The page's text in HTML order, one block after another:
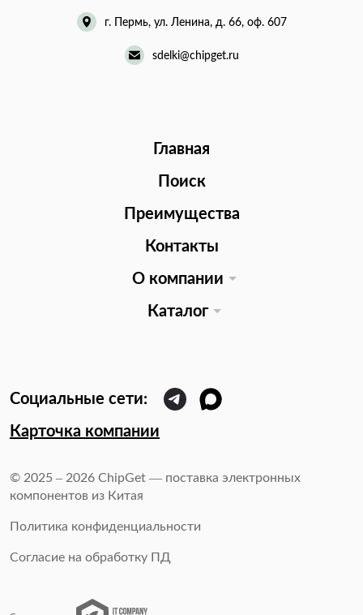
г. Пермь, ул. Ленина, д. 66, оф. 607
sdelki@chipget.ru
Главная
Поиск
Преимущества
Контакты
О компании
Каталог
Карточка компании
© 2025 – 2026 ChipGet — поставка электронных
компонентов из Китая
Политика конфиденциальности
Согласие на обработку ПД